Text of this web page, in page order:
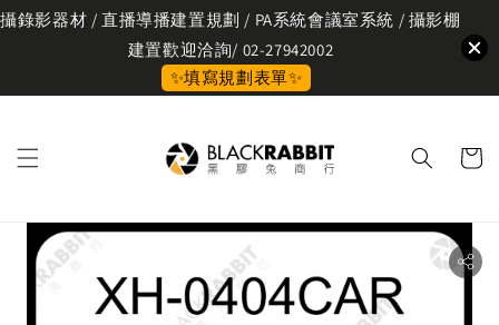
攝錄影器材 / 直播導播建置規劃 / PA系統會議室系統 / 攝影棚
建置歡迎洽詢/ 02-27942002
✨填寫規劃表單✨